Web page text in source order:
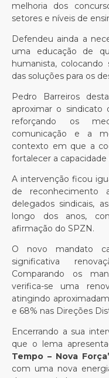
melhoria dos
setores e níveis de
Defendeu ainda a
uma educação de
humanista,
das soluções para os
Pedro Barreiros
aproximar o sindicato
reforçando os
comunicação e a
contexto em que a
fortalecer a
A intervenção ficou
de reconhecimento
delegados sindicais,
longo dos anos,
afirmação do SPZN.
O novo mandato
significativa
Comparando os
verifica-se uma
atingindo
e 68% nas Direções
Encerrando a sua
que o lema
Tempo – Nova
com uma nova